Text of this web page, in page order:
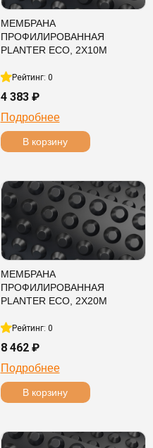
МЕМБРАНА
ПРОФИЛИРОВАННАЯ
PLANTER ECO, 2Х10М
Рейтинг: 0
4 383 ₽
Подробнее
В корзину
МЕМБРАНА
ПРОФИЛИРОВАННАЯ
PLANTER ECO, 2Х20М
Рейтинг: 0
8 462 ₽
Подробнее
В корзину